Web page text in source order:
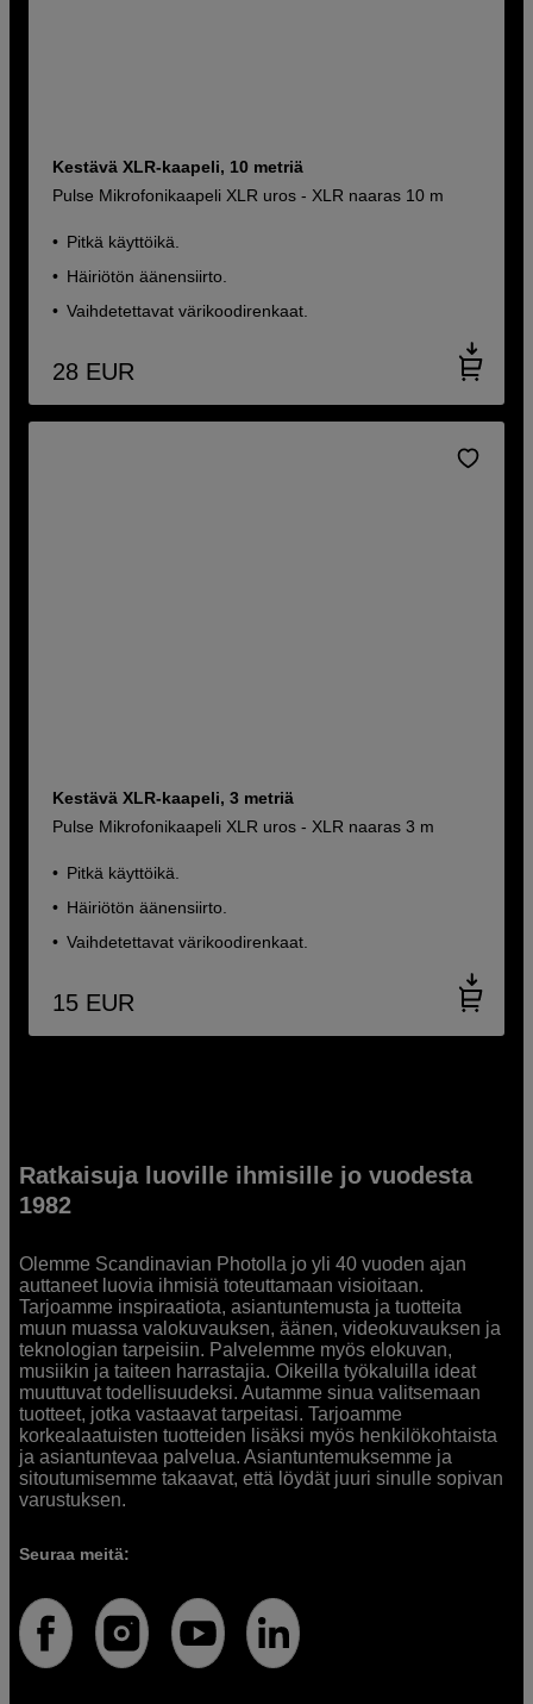
Kestävä XLR-kaapeli, 10 metriä
Pulse Mikrofonikaapeli XLR uros - XLR naaras 10 m
Pitkä käyttöikä.
Häiriötön äänensiirto.
Vaihdetettavat värikoodirenkaat.
28 EUR
Kestävä XLR-kaapeli, 3 metriä
Pulse Mikrofonikaapeli XLR uros - XLR naaras 3 m
Pitkä käyttöikä.
Häiriötön äänensiirto.
Vaihdetettavat värikoodirenkaat.
15 EUR
Ratkaisuja luoville ihmisille jo vuodesta
1982
Olemme Scandinavian Photolla jo yli 40 vuoden ajan
auttaneet luovia ihmisiä toteuttamaan visioitaan.
Tarjoamme inspiraatiota, asiantuntemusta ja tuotteita
muun muassa valokuvauksen, äänen, videokuvauksen ja
teknologian tarpeisiin. Palvelemme myös elokuvan,
musiikin ja taiteen harrastajia. Oikeilla työkaluilla ideat
muuttuvat todellisuudeksi. Autamme sinua valitsemaan
tuotteet, jotka vastaavat tarpeitasi. Tarjoamme
korkealaatuisten tuotteiden lisäksi myös henkilökohtaista
ja asiantuntevaa palvelua. Asiantuntemuksemme ja
sitoutumisemme takaavat, että löydät juuri sinulle sopivan
varustuksen.
Seuraa meitä: